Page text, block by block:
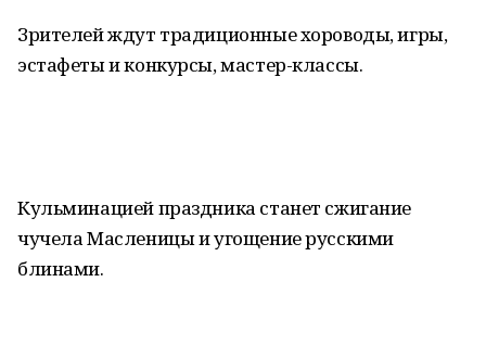
Зрителей ждут традиционные хороводы, игры,
эстафеты и конкурсы, мастер-классы.
Кульминацией праздника станет сжигание
чучела Масленицы и угощение русскими
блинами.